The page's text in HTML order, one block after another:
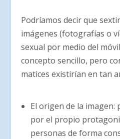
Podríamos decir que
imágenes (fotografías o
sexual por medio del
concepto sencillo, pero
matices existirían en tan
El origen de la imagen:
por el propio
personas de forma